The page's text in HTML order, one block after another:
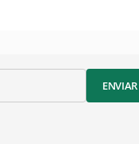
ENVIAR